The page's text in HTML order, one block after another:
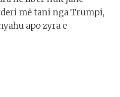
më tani nga Trumpi,
apo zyra e